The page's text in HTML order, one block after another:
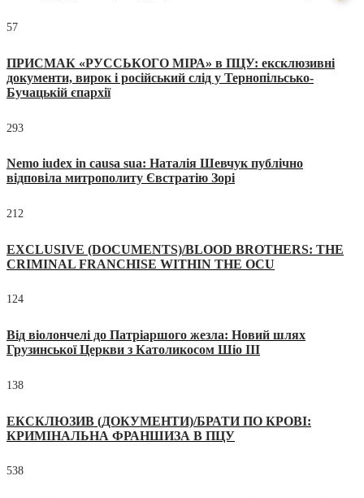
57
ПРИСМАК «РУССЬКОГО МІРА» в ПЦУ: ексклюзивні
документи, вирок і російський слід у Тернопільсько-
Бучацькій єпархії
293
Nemo iudex in causa sua: Наталія Шевчук публічно
відповіла митрополиту Євстратію Зорі
212
EXCLUSIVE (DOCUMENTS)/BLOOD BROTHERS: THE
CRIMINAL FRANCHISE WITHIN THE OCU
124
Від віолончелі до Патріаршого жезла: Новий шлях
Грузинської Церкви з Католикосом Шіо III
138
ЕКСКЛЮЗИВ (ДОКУМЕНТИ)/БРАТИ ПО КРОВІ:
КРИМІНАЛЬНА ФРАНШИЗА В ПЦУ
538